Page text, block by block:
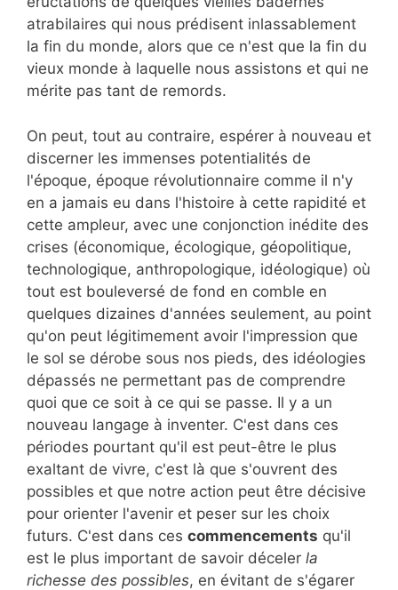
atrabilaires qui nous prédisent inlassablement
la fin du monde, alors que ce n'est que la fin du
vieux monde à laquelle nous assistons et qui ne
mérite pas tant de remords.
On peut, tout au contraire, espérer à nouveau et
discerner les immenses potentialités de
l'époque, époque révolutionnaire comme il n'y
en a jamais eu dans l'histoire à cette rapidité et
cette ampleur, avec une conjonction inédite des
crises (économique, écologique, géopolitique,
technologique, anthropologique, idéologique) où
tout est bouleversé de fond en comble en
quelques dizaines d'années seulement, au point
qu'on peut légitimement avoir l'impression que
le sol se dérobe sous nos pieds, des idéologies
dépassés ne permettant pas de comprendre
quoi que ce soit à ce qui se passe. Il y a un
nouveau langage à inventer. C'est dans ces
périodes pourtant qu'il est peut-être le plus
exaltant de vivre, c'est là que s'ouvrent des
possibles et que notre action peut être décisive
pour orienter l'avenir et peser sur les choix
futurs. C'est dans ces commencements qu'il
est le plus important de savoir déceler la
richesse des possibles, en évitant de s'égarer